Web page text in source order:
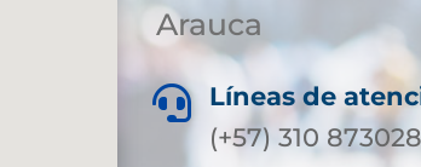
Arauca

Líneas de
(+57) 310